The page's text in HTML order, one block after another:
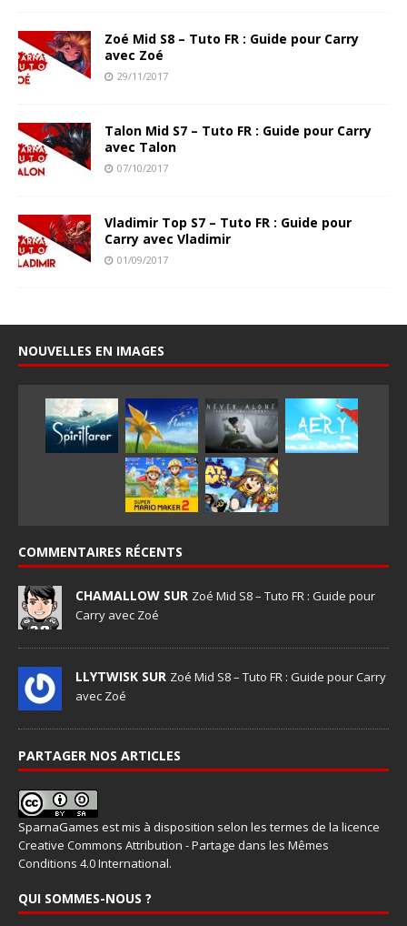
Zoé Mid S8 – Tuto FR : Guide pour Carry
avec Zoé
29/11/2017
Talon Mid S7 – Tuto FR : Guide pour Carry
avec Talon
07/10/2017
Vladimir Top S7 – Tuto FR : Guide pour
Carry avec Vladimir
01/09/2017
NOUVELLES EN IMAGES
COMMENTAIRES RÉCENTS
CHAMALLOW SUR Zoé Mid S8 – Tuto FR : Guide pour
Carry avec Zoé
LLYTWISK SUR Zoé Mid S8 – Tuto FR : Guide pour Carry
avec Zoé
PARTAGER NOS ARTICLES
SparnaGames est mis à disposition selon les termes de la licence
Creative Commons Attribution - Partage dans les Mêmes
Conditions 4.0 International.
QUI SOMMES-NOUS ?